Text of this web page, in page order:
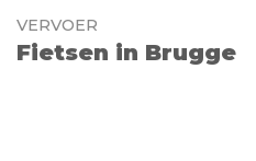
VERVOER
Fietsen in Brugge